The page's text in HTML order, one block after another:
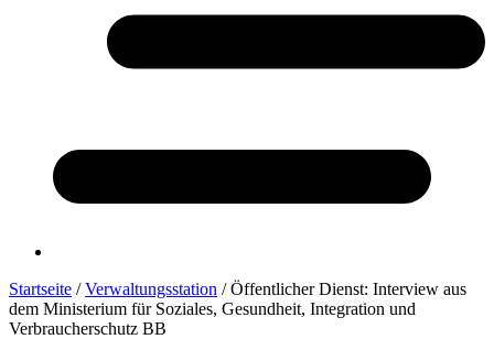
Startseite /Verwaltungsstation /Öffentlicher Dienst: Interview aus
dem Ministerium für Soziales, Gesundheit, Integration und
Verbraucherschutz BB